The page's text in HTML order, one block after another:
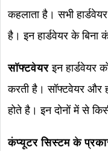
कहलाता है। सभी
है। इन हार्डवेयर के बिना
सॉफ्टवेयरइन हार्डवेयर
करती है। सॉफ्टवेयर और
होते है। इन दोनों में से
कंप्यूटर सिस्टम के